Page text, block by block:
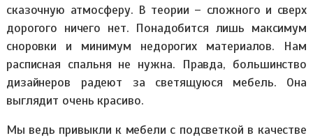
сказочную атмосферу. В теории – сложного и сверх
дорогого ничего нет. Понадобится лишь максимум
сноровки и минимум недорогих материалов. Нам
расписная спальня не нужна. Правда, большинство
дизайнеров радеют за светящуюся мебель. Она
выглядит очень красиво.
Мы ведь привыкли к мебели с подсветкой в качестве